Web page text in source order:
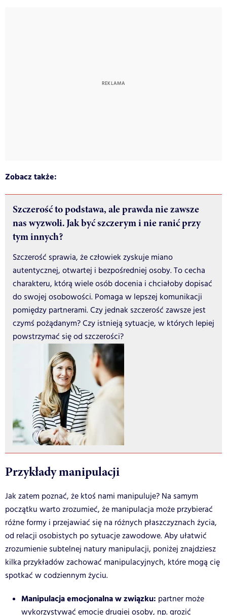
Zobacz także:
Szczerość to podstawa, ale prawda nie zawsze
nas wyzwoli. Jak być szczerym i nie ranić przy
tym innych?
Szczerość sprawia, że człowiek zyskuje miano
autentycznej, otwartej i bezpośredniej osoby. To cecha
charakteru, którą wiele osób docenia i chciałoby dopisać
do swojej osobowości. Pomaga w lepszej komunikacji
pomiędzy partnerami. Czy jednak szczerość zawsze jest
czymś pożądanym? Czy istnieją sytuacje, w których lepiej
powstrzymać się od szczerości?
Przykłady manipulacji
Jak zatem poznać, że ktoś nami manipuluje? Na samym
początku warto zrozumieć, że manipulacja może przybierać
różne formy i przejawiać się na różnych płaszczyznach życia,
od relacji osobistych po sytuacje zawodowe. Aby ułatwić
zrozumienie subtelnej natury manipulacji, poniżej znajdziesz
kilka przykładów zachować manipulacyjnych, które mogą cię
spotkać w codziennym życiu.
Manipulacja emocjonalna w związku: partner może
wykorzystywać emocje drugiej osoby, np. grozić